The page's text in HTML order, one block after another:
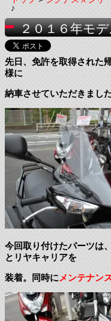
♪
２０１６年モ
先日、免許を取得された
様に
納車させていただきまし
今回取り付けたパーツは
とリヤキャリアを
装着。同時にメンテナン